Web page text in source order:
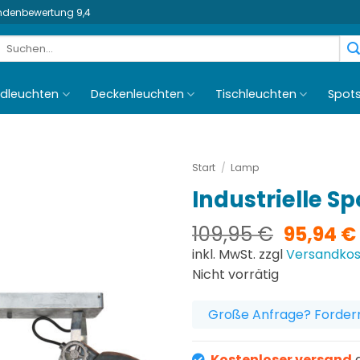
9,4
Suchen
Deckenleuchten Tischleuchten Spots
Start / Lamp
Industrielle
109,95€
Preis
95,94 €
inkl. MwSt. zzgl
Nicht vorrätig
Große Anfrage?